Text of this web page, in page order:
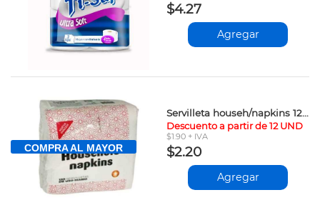
$4.27
Agregar
COMPRA AL MAYOR
Servilleta househ/napkins 120und 203312201 vpv
Descuento a partir de 12 UND
$1.90 + IVA
$2.20
Agregar